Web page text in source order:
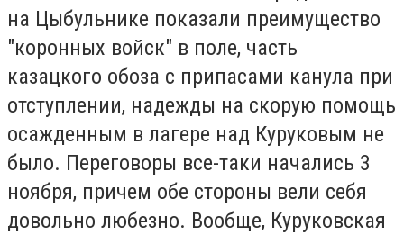
на Цыбульнике показали преимущество
"коронных войск" в поле, часть
казацкого обоза с припасами канула при
отступлении, надежды на скорую помощь
осажденным в лагере над Куруковым не
было. Переговоры все-таки начались 3
ноября, причем обе стороны вели себя
довольно любезно. Вообще, Куруковская